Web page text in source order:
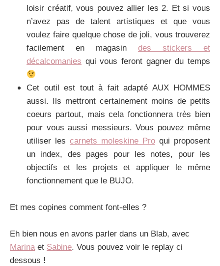
loisir créatif, vous pouvez allier les 2. Et si vous
n’avez pas de talent artistiques et que vous
voulez faire quelque chose de joli, vous trouverez
facilement en magasin des stickers et
décalcomanies qui vous feront gagner du temps
Cet outil est tout à fait adapté AUX HOMMES
aussi. Ils mettront certainement moins de petits
coeurs partout, mais cela fonctionnera très bien
pour vous aussi messieurs. Vous pouvez même
utiliser les carnets moleskine Pro qui proposent
un index, des pages pour les notes, pour les
objectifs et les projets et appliquer le même
fonctionnement que le BUJO.
Et mes copines comment font-elles ?
Eh bien nous en avons parler dans un Blab, avec
Marinaet Sabine. Vous pouvez voir le replay ci
dessous !